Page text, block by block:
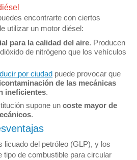
encontrarte con ciertos
utilizar un motor diésel:
para la calidad del aire. Producen
de nitrógeno que los vehículos
por ciudad puede provocar que
de las mecánicas
ineficientes.
supone uncoste mayor de
.
licuado del petróleo (GLP), y los
tipo de combustible para circular